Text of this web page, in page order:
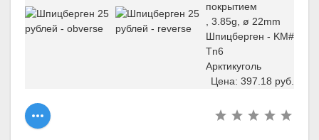
покрытием
, 3.85g, ø 22mm
Шпицберген - KM#
Tn6
Арктикуголь
Цена: 397.18 руб.